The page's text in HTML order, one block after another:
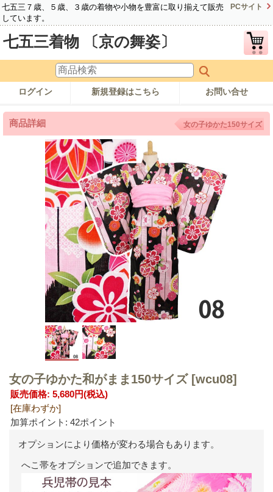
七五三７歳、５歳、３歳の着物や小物を豊富に取り揃えて販売
しています。
PCサイト
七五三着物 〔京の舞姿〕
ログイン 新規登録はこちら お問い合せ
商品詳細 女の子ゆかた150サイズ
女の子ゆかた和がまま150サイズ [wcu08]
販売価格: 5,680円(税込)
[在庫わずか]
加算ポイント: 42ポイント
オプションにより価格が変わる場合もあります。
へこ帯をオプションで追加できます。